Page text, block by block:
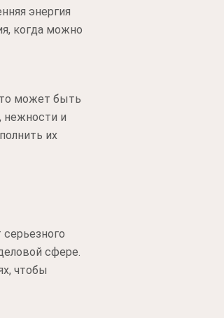
энергия
когда можно
может быть
нежности и
их
сфере.
чтобы